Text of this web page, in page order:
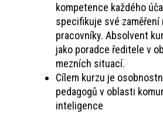
kompetence každého
specifikuje své zaměření
pracovníky. Absolvent
jako poradce ředitele v
mezních situací.
Cílem kurzu je
pedagogů v oblasti
inteligence